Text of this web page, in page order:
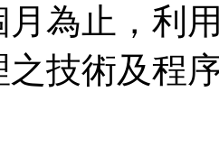
為止，利
之技術及程